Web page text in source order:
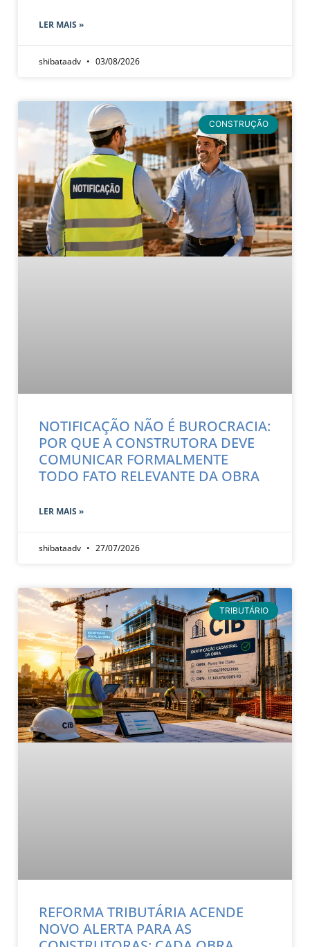
LER MAIS »
shibataadv 03/08/2026
CONSTRUÇÃO
NOTIFICAÇÃO NÃO É BUROCRACIA:
POR QUE A CONSTRUTORA DEVE
COMUNICAR FORMALMENTE
TODO FATO RELEVANTE DA OBRA
LER MAIS »
shibataadv 27/07/2026
TRIBUTÁRIO
REFORMA TRIBUTÁRIA ACENDE
NOVO ALERTA PARA AS